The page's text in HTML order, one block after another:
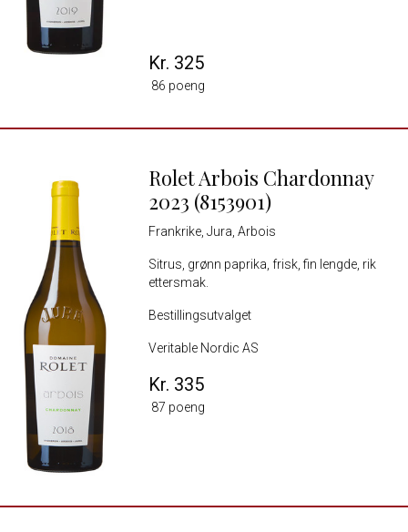
Kr. 325
86 poeng
Rolet Arbois Chardonnay
2023 (8153901)
Frankrike, Jura, Arbois
Sitrus, grønn paprika, frisk, fin lengde, rik
ettersmak.
Bestillingsutvalget
Veritable Nordic AS
Kr. 335
87 poeng